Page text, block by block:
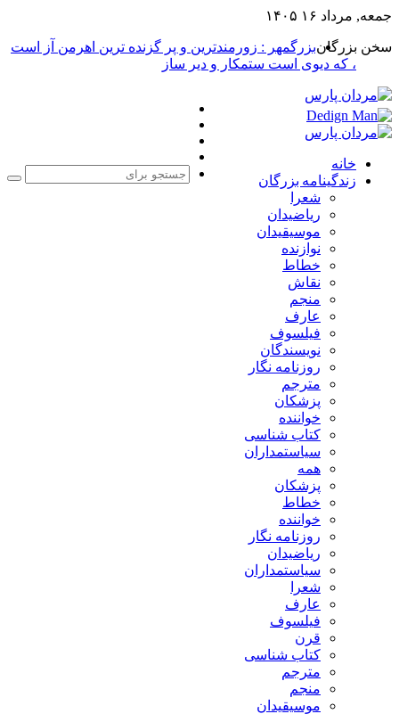
جمعه, مرداد ۱۶ ۱۴۰۵
سخن بزرگانبزرگمهر : زورمندترین و پر گزنده ترین اهرمن آز است
، که دیوی است ستمکار و دیر ساز
خانه
زندگینامه بزرگان
شعرا
ریاضیدان
موسیقیدان
نوازنده
خطاط
نقاش
منجم
عارف
فیلسوف
نویسندگان
روزنامه نگار
مترجم
پزشکان
خواننده
کتاب شناسی
سیاستمداران
همه
پزشکان
خطاط
خواننده
روزنامه نگار
ریاضیدان
سیاستمداران
شعرا
عارف
فیلسوف
قرن
کتاب شناسی
مترجم
منجم
موسیقیدان